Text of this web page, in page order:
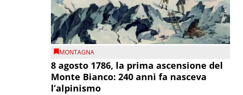
MONTAGNA
8 agosto 1786, la prima ascensione del
Monte Bianco: 240 anni fa nasceva
l’alpinismo